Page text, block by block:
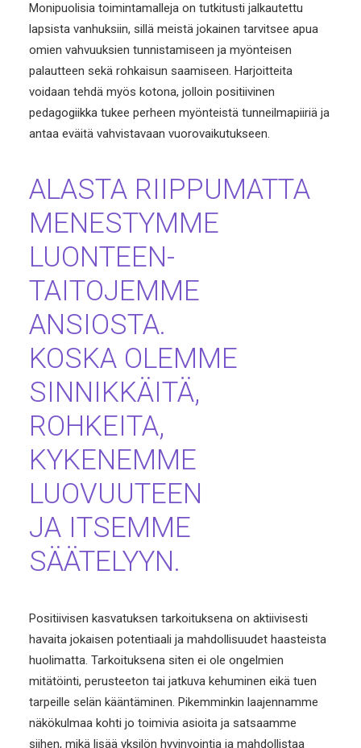
Monipuolisia toimintamalleja on tutkitusti jalkautettu
lapsista vanhuksiin, sillä meistä jokainen tarvitsee apua
omien vahvuuksien tunnistamiseen ja myönteisen
palautteen sekä rohkaisun saamiseen. Harjoitteita
voidaan tehdä myös kotona, jolloin positiivinen
pedagogiikka tukee perheen myönteistä tunneilmapiiriä ja
antaa eväitä vahvistavaan vuorovaikutukseen.
ALASTA RIIPPUMATTA
MENESTYMME
LUONTEEN-
TAITOJEMME
ANSIOSTA.
KOSKA OLEMME
SINNIKKÄITÄ,
ROHKEITA,
KYKENEMME
LUOVUUTEEN
JA ITSEMME
SÄÄTELYYN.
Positiivisen kasvatuksen tarkoituksena on aktiivisesti
havaita jokaisen potentiaali ja mahdollisuudet haasteista
huolimatta. Tarkoituksena siten ei ole ongelmien
mitätöinti, perusteeton tai jatkuva kehuminen eikä tuen
tarpeille selän kääntäminen. Pikemminkin laajennamme
näkökulmaa kohti jo toimivia asioita ja satsaamme
siihen, mikä lisää yksilön hyvinvointia ja mahdollistaa